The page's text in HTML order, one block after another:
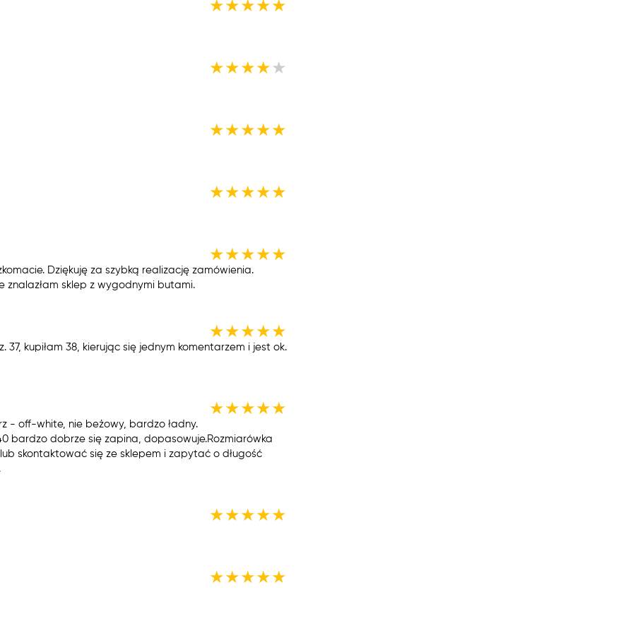
★★★★★
★★★★★
★★★★★
★★★★★
★★★★★
Dziękuję za szybką realizację zamówienia.
znalazłam sklep z wygodnymi butami.
★★★★★
kupiłam 38, kierując się jednym komentarzem i jest ok.
★★★★★
- off-white, nie beżowy, bardzo ładny.
bardzo dobrze się zapina, dopasowuje.Rozmiarówka
skontaktować się ze sklepem i zapytać o długość
★★★★★
★★★★★